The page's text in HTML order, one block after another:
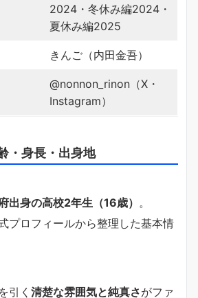
2024・冬休み編2024・
夏休み編2025
きんご（内田金吾）
@nonnon_rinon（X・
Instagram）
・身長・出身地
出身の高校2年生（16歳） 。
プロフィールから整理した基本情
引く 清楚な雰囲気と純真さがファ